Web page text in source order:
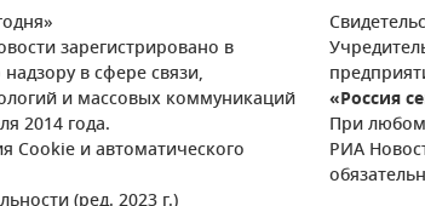
зарегистрировано в
в сфере связи,
и массовых коммуникаций
2014 года.
Cookie и автоматического
«Россия
При любом
РИА